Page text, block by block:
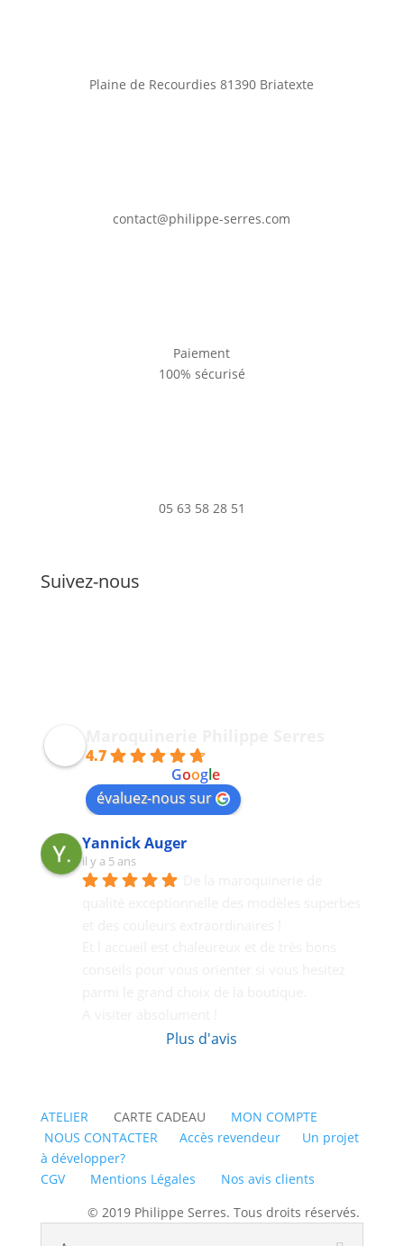
Plaine de Recourdies81390 Briatexte
contact@philippe-serres.com
Paiement
100% sécurisé
05 63 58 28 51
Suivez-nous
Maroquinerie Philippe Serres
4.7
Google
évaluez-nous sur
Yannick Auger
il y a 5 ans
Plus d'avis
ATELIER CARTE CADEAU MON COMPTE
NOUS CONTACTER
Accès revendeur
Un projet
à développer?
CGV
Mentions Légales
Nos avis clients
© 2019 Philippe Serres. Tous droits réservés.